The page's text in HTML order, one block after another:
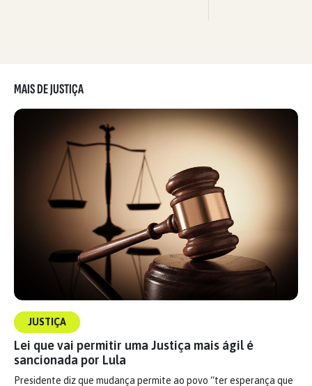
MAIS DE JUSTIÇA
JUSTIÇA
Lei que vai permitir uma Justiça mais ágil é
sancionada por Lula
Presidente diz que mudança permite ao povo “ter esperança que